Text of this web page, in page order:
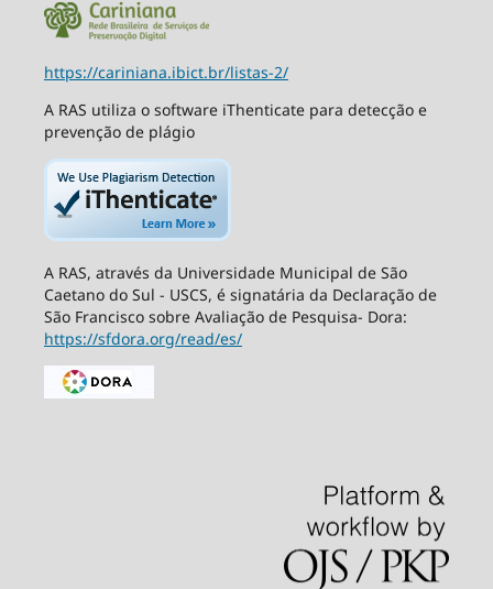
https://cariniana.ibict.br/listas-2/
A RAS utiliza o software iThenticate para detecção e
prevenção de plágio
A RAS, através da Universidade Municipal de São
Caetano do Sul - USCS, é signatária da Declaração de
São Francisco sobre Avaliação de Pesquisa- Dora:
https://sfdora.org/read/es/